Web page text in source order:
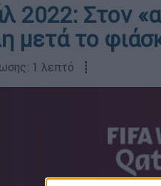
2022: Στον
μετά το
1 λεπτό ┋